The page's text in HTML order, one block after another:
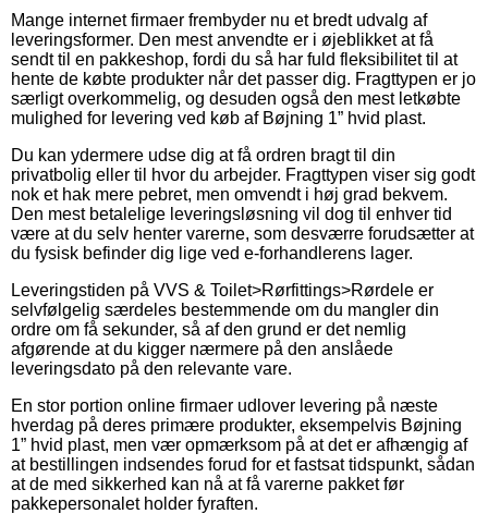
Mange internet firmaer frembyder nu et bredt udvalg af
leveringsformer. Den mest anvendte er i øjeblikket at få
sendt til en pakkeshop, fordi du så har fuld fleksibilitet til at
hente de købte produkter når det passer dig. Fragttypen er jo
særligt overkommelig, og desuden også den mest letkøbte
mulighed for levering ved køb af Bøjning 1” hvid plast.
Du kan ydermere udse dig at få ordren bragt til din
privatbolig eller til hvor du arbejder. Fragttypen viser sig godt
nok et hak mere pebret, men omvendt i høj grad bekvem.
Den mest betalelige leveringsløsning vil dog til enhver tid
være at du selv henter varerne, som desværre forudsætter at
du fysisk befinder dig lige ved e-forhandlerens lager.
Leveringstiden på VVS & Toilet>Rørfittings>Rørdele er
selvfølgelig særdeles bestemmende om du mangler din
ordre om få sekunder, så af den grund er det nemlig
afgørende at du kigger nærmere på den anslåede
leveringsdato på den relevante vare.
En stor portion online firmaer udlover levering på næste
hverdag på deres primære produkter, eksempelvis Bøjning
1” hvid plast, men vær opmærksom på at det er afhængig af
at bestillingen indsendes forud for et fastsat tidspunkt, sådan
at de med sikkerhed kan nå at få varerne pakket før
pakkepersonalet holder fyraften.